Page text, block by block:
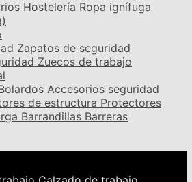
Hostelería Ropa ignífuga
Zapatos de seguridad
Zuecos de trabajo
Accesorios seguridad
de estructura Protectores
Barrandillas Barreras